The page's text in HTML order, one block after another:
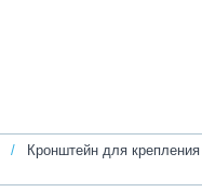
/
Кронштейн для крепления